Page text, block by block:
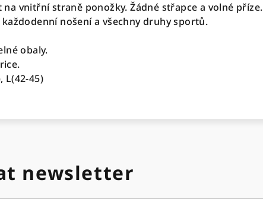
na vnitřní straně ponožky. Žádné střapce a volné příze.
nošení a všechny druhy sportů.
obaly.
L(42-45)
newsletter